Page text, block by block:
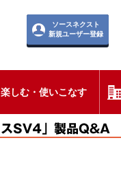
ソースネクスト
新規ユーザー登録
楽しむ・使いこなす